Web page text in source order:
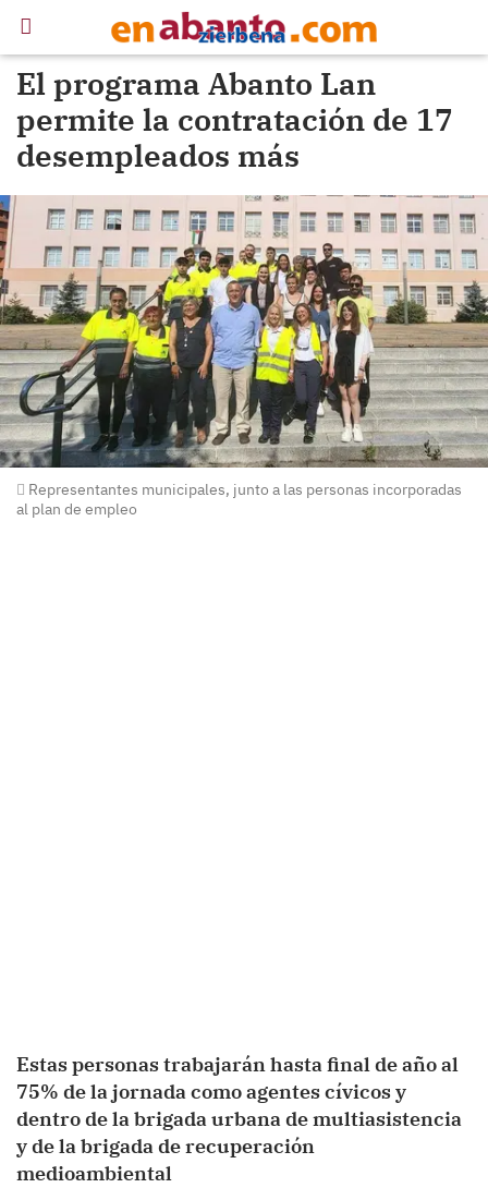
El programa Abanto Lan
permite la contratación de 17
desempleados más
Representantes municipales, junto a las personas incorporadas
al plan de empleo
Estas personas trabajarán hasta final de año al
75% de la jornada como agentes cívicos y
dentro de la brigada urbana de multiasistencia
y de la brigada de recuperación
medioambiental